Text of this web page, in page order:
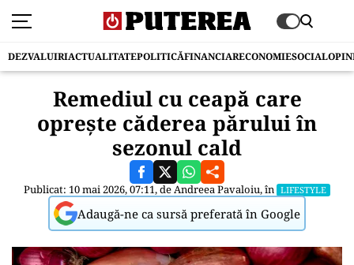
DEZVALUIRIACTUALITATEPOLITICĂFINANCIARECONOMIESOCIAL
Remediul cu ceapă care
oprește căderea părului în
sezonul cald
Publicat: 10 mai 2026, 07:11, deAndreea Pavaloiu, în LIFESTYLE
Adaugă-ne ca sursă preferată în Google